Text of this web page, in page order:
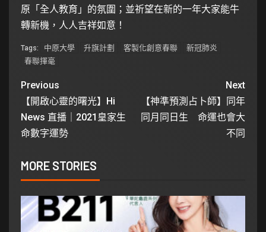
原「全人教育」的氛圍；並祈望在新的一年大家能牛
轉新機，人人吉祥如意！
Tags: 中原大學 升旗計劃 客製化創意春聯
新冠肺炎
春聯揮毫
Previous
【開啟心靈的曙光】Hi
News 直播｜2021皇家生
命數字運勢
Next
【神準預測占卜師】同年
同月同日生 命運也會大
不同
MORE STORIES